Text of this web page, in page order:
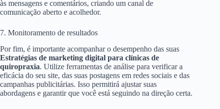
às mensagens e comentários, criando um canal de
comunicação aberto e acolhedor.
7. Monitoramento de resultados
Por fim, é importante acompanhar o desempenho das suas
Estratégias de marketing digital para clínicas de
quiropraxia. Utilize ferramentas de análise para verificar a
eficácia do seu site, das suas postagens em redes sociais e das
campanhas publicitárias. Isso permitirá ajustar suas
abordagens e garantir que você está seguindo na direção certa.